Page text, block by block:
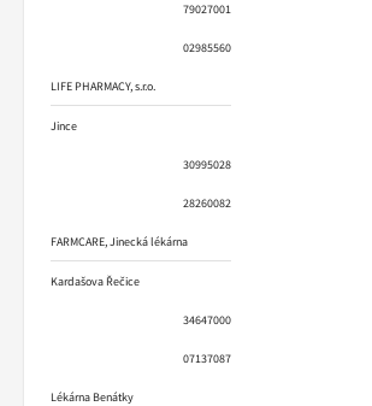
79027001
02985560
LIFE PHARMACY, s.r.o.
Jince
30995028
28260082
FARMCARE, Jinecká lékárna
Kardašova Řečice
34647000
07137087
Lékárna Benátky